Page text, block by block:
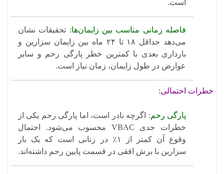
است.
فاصله زمانی مناسب بین زایمان‌ها: تحقیقات نشان
می‌دهد حداقل ۱۸ تا ۲۴ ماه بین زایمان سزارین و
بارداری بعدی با کمترین خطر پارگی رحم و سایر
عوارض در طول زایمان، زمان نیاز است.
خطرات احتمالی:
پارگی رحم: اگرچه نادر است، اما پارگی رحم یکی از
خطرات جدی VBAC محسوب می‌شود. احتمال
وقوع آن کمتر از ۱٪ در زنانی است که یک بار
سزارین با برش افقی در قسمت پایین رحم داشته‌اند.